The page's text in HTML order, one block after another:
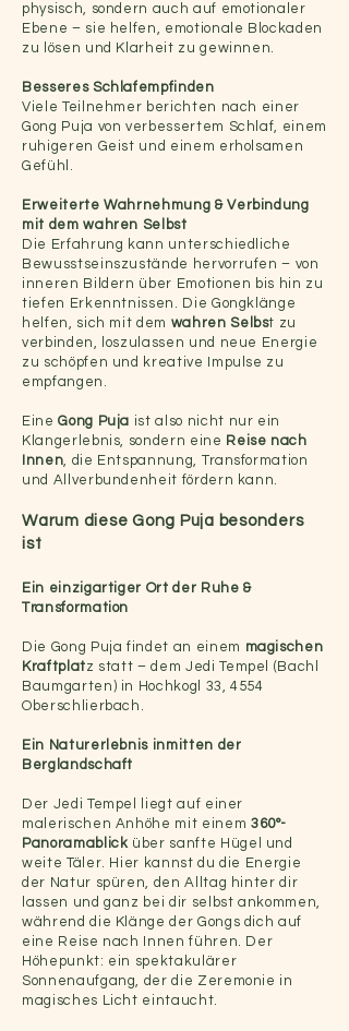
physisch, sondern auch auf emotionaler
Ebene – sie helfen, emotionale Blockaden
zu lösen und Klarheit zu gewinnen.
Besseres Schlafempfinden
Viele Teilnehmer berichten nach einer
Gong Puja von verbessertem Schlaf, einem
ruhigeren Geist und einem erholsamen
Gefühl.
Erweiterte Wahrnehmung & Verbindung
mit dem wahren Selbst
Die Erfahrung kann unterschiedliche
Bewusstseinszustände hervorrufen – von
inneren Bildern über Emotionen bis hin zu
tiefen Erkenntnissen. Die Gongklänge
helfen, sich mit dem wahren Selbst zu
verbinden, loszulassen und neue Energie
zu schöpfen und kreative Impulse zu
empfangen.
EineGong Puja ist also nicht nur ein
Klangerlebnis, sondern eine Reise nach
Innen, die Entspannung, Transformation
und Allverbundenheit fördern kann.
Warum diese Gong Puja besonders
ist
Ein einzigartiger Ort der Ruhe &
Transformation
Die Gong Puja findet an einem magischen
Kraftplatz statt – dem Jedi Tempel (Bachl
Baumgarten) in Hochkogl 33, 4554
Oberschlierbach.
Ein Naturerlebnis inmitten der
Berglandschaft
Der Jedi Tempel liegt auf einer
malerischen Anhöhe mit einem 360°-
Panoramablicküber sanfte Hügel und
weite Täler. Hier kannst du die Energie
der Natur spüren, den Alltag hinter dir
lassen und ganz bei dir selbst ankommen,
während die Klänge der Gongs dich auf
eine Reise nach Innen führen. Der
Höhepunkt: ein spektakulärer
Sonnenaufgang, der die Zeremonie in
magisches Licht eintaucht.